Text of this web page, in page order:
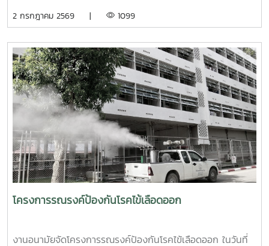
ท้ายของการอบรมยังให้ความสำคัญกับการดูแลสุขภาพจิตของ
(Burnout) การพัฒนาทักษะการเมตตาต่อตนเอง (Self-
Compassion) พร้อมเปิดเวที "Mental Health Talk" เพื่อแลก
เปลี่ยนประสบการณ์ สะท้อนปัญหา และร่วมหาแนวทางพัฒนา
งานด้านสุขภาวะในสถาบันอุดมศึกษา โครงการนี้ถือเป็นอีกหนึ่ง
กลไกสำคัญในการขับเคลื่อน “ระบบนิเวศสุขภาวะนิสิต” ของ
มหาวิทยาลัยไทย ที่มุ่งสร้างบุคลากรผู้ดูแลนิสิตให้มีความพร้อม
ทั้งด้านความรู้ ทักษะ และหัวใจที่เข้าใจ เพื่อให้นิสิตทุกคนสามารถ
เรียนรู้และใช้ชีวิตในรั้วมหาวิทยาลัยได้อย่างมีความสุขและยั่งยืน
ทั้งนี้ โครงการดังกล่าวได้รับงบประมาณสนับสนุนจากที่ประชุม
อธิการบดีแห่งประเทศไทย เอื้อเฟื้อสถานที่โดยมหาวิทยาลัย
เกษตรศาสตร์
รกิติยาภา นเรนทิราเทพยวดี กรมหลวงราช สาริณีสิริพัชร มหา
14.00 น. ณ ลานอนันต์ ปัญญาวีร์ อาคารอำนวย ยศสุข
นักศึกษาที่เข้าร่วมบริจาคจะได้ชั่วโมงกิจกรรมด้านจิตอาสา ครั้ง
ละ 8 ชั่วโมง- วันที่ 1กรกฏาคม 2569 มีผู้ประสงค์บริจาคโลหิต
จำนวน 91 คน ผ่านเกณฑ์สามารถบริจาคโลหิตได้ จำนวน 41 คน
( 18,450 CC.) - วันที่ 2 กรกฏาคม 2569 มีผู้ประสงค์บริจาค
โลหิต จำนวน 125 คน ผ่านเกณฑ์สามารถบริจาคโลหิตได้ จำนวน
72 คน (32,400 CC.)
2 กรกฎาคม 2569 | 1099
โครงการรณรงค์ป้องกันโรคไข้เลือดออก
งานอนามัยจัดโครงการรณรงค์ป้องกันโรคไข้เลือดออก ในวันที่